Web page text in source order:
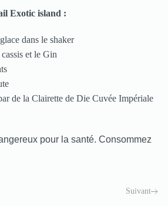
Exotic island :
dans le shaker
et le Gin
de la Clairette de Die Cuvée Impériale
pour la santé. Consommez
Suivant